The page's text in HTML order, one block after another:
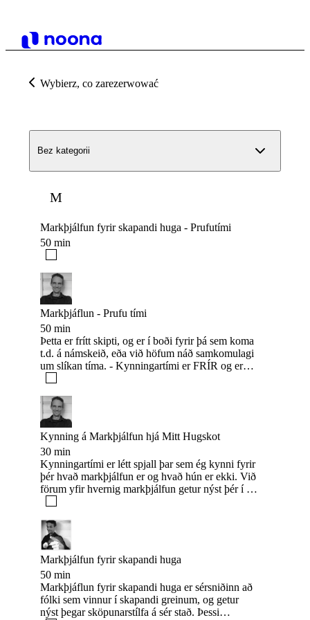
Wybierz, co zarezerwować
Bez kategorii
M
Markþjálfun fyrir skapandi huga - Prufutími
50 min
Markþjáflun - Prufu tími
50 min
Þetta er frítt skipti, og er í boði fyrir þá sem koma
t.d. á námskeið, eða við höfum náð samkomulagi
um slíkan tíma. - Kynningartími er FRÍR og er
Kynning á Markþjálfun hjá Mitt Hugskot
30 min
Kynningartími er létt spjall þar sem ég kynni fyrir
þér hvað markþjálfun er og hvað hún er ekki. Við
förum yfir hvernig markþjálfun getur nýst þér í að
Markþjálfun fyrir skapandi huga
50 min
Markþjáflun fyrir skapandi huga er sérsniðinn að
fólki sem vinnur í skapandi greinum, og getur
nýst þegar sköpunarstílfa á sér stað. Þessi